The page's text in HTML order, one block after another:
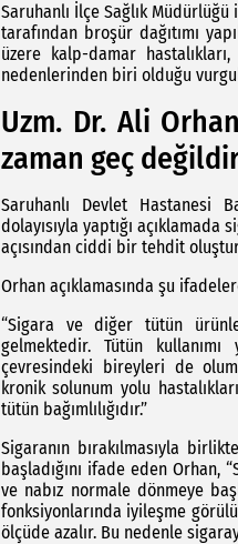
Saruhanlı İlçe Sağlık
tarafından broşür dağıtımı
üzere kalp-damar
nedenlerinden biri olduğu
Uzm. Dr. Ali
zaman geç
Saruhanlı Devlet Hastanesi
dolayısıyla yaptığı
açısından ciddi bir tehdit
Orhan açıklamasında şu
“Sigara ve diğer tütün
gelmektedir. Tütün
çevresindeki bireyleri de
kronik solunum yolu
tütün bağımlılığıdır.”
Sigaranın bırakılmasıyla
başladığını ifade eden Orhan,
ve nabız normale dönmeye
fonksiyonlarında iyileşme
ölçüde azalır. Bu nedenle